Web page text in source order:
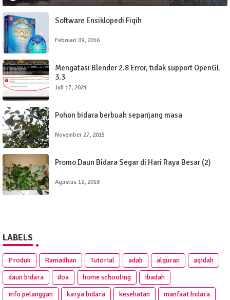
Software Ensiklopedi Fiqih
Februari 09, 2016
Mengatasi Blender 2.8 Error, tidak support OpenGL
3.3
Juli 17, 2021
Pohon bidara berbuah sepanjang masa
November 27, 2015
Promo Daun Bidara Segar di Hari Raya Besar (2)
Agustus 12, 2018
LABELS
Produk Ramadhan Tutorial adab alquran
aqidah
daun bidara
doa home schooling
ibadah
info pelanggan
karya bidara kesehatan
manfaat bidara